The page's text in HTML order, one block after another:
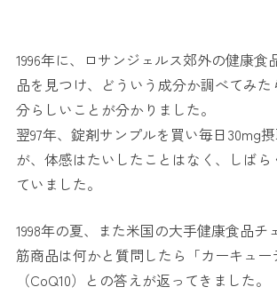
1996年に、ロサンジェルス郊外の健康食
品を見つけ、どういう成分か調べてみ
分らしいことが分かりました。
翌97年、錠剤サンプルを買い毎日30mg
が、体感はたいしたことはなく、しば
ていました。
1998年の夏、また米国の大手健康食品チ
筋商品は何かと質問したら「カーキュー
（CoQ10）との答えが返ってきました。